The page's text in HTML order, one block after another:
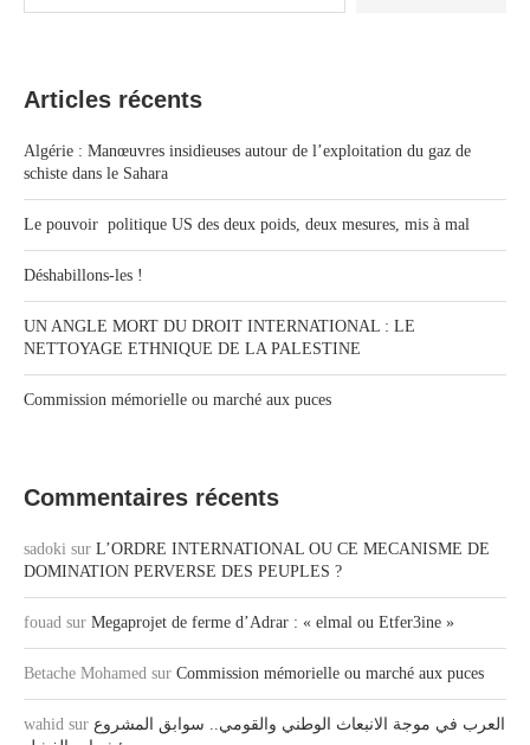
Articles récents
Algérie : Manœuvres insidieuses autour de l’exploitation du gaz de
schiste dans le Sahara
Le pouvoir politique US des deux poids, deux mesures, mis à mal
Déshabillons-les !
UN ANGLE MORT DU DROIT INTERNATIONAL : LE
NETTOYAGE ETHNIQUE DE LA PALESTINE
Commission mémorielle ou marché aux puces
Commentaires récents
sadoki sur L’ORDRE INTERNATIONAL OU CE MECANISME DE
DOMINATION PERVERSE DES PEUPLES ?
fouad sur Megaprojet de ferme d’Adrar : « elmal ou Etfer3ine »
Betache Mohamed sur Commission mémorielle ou marché aux puces
wahid sur العرب في موجة الانبعاث الوطني والقومي.. سوابق المشروع